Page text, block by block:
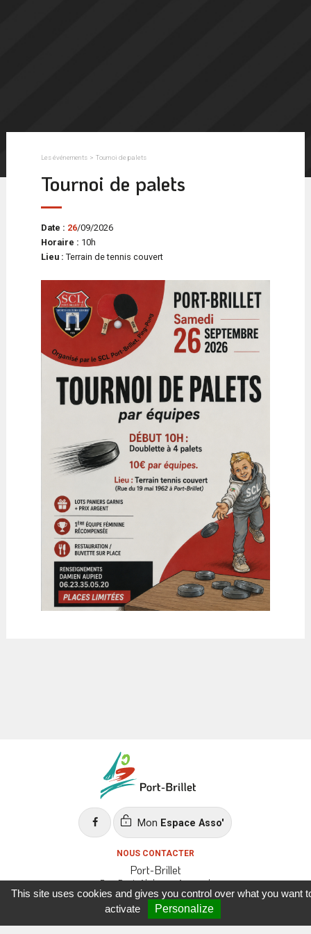
Les événements > Tournoi de palets
Tournoi de palets
Date : 26/09/2026
Horaire : 10h
Lieu : Terrain de tennis couvert
Mon Espace Asso'
NOUS CONTACTER
Port-Brillet
Parc Doct. Alphonse Augeard
53410 Port-Brillet
02.43.68.82.57
This site uses cookies and gives you control over what you want
activate
Personalize